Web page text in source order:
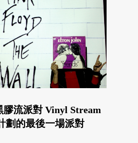
膠流派對 Vinyl Stream
劃的最後一場派對